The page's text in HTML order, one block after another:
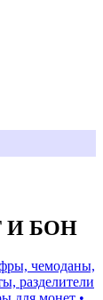
И БОН
чемоданы,
разделители